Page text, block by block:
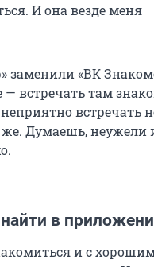
И она везде меня
заменили «ВК
— встречать там
встречать
же. Думаешь, неужели
в
и с